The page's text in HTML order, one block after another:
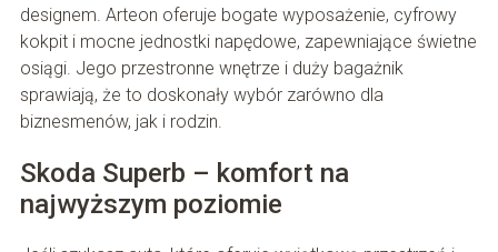
designem. Arteon oferuje bogate wyposażenie, cyfrowy
kokpit i mocne jednostki napędowe, zapewniające świetne
osiągi. Jego przestronne wnętrze i duży bagażnik
sprawiają, że to doskonały wybór zarówno dla
biznesmenów, jak i rodzin.
Skoda Superb – komfort na
najwyższym poziomie